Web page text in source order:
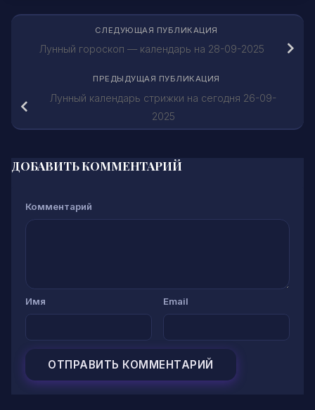
СЛЕДУЮЩАЯ ПУБЛИКАЦИЯ
Лунный гороскоп — календарь на 28-09-2025
ПРЕДЫДУЩАЯ ПУБЛИКАЦИЯ
Лунный календарь стрижки на сегодня 26-09-
2025
ДОБАВИТЬ КОММЕНТАРИЙ
Комментарий
Имя Email